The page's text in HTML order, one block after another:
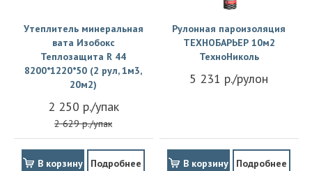
Утеплитель минеральная
вата Изобокс
Теплозащита R 44
8200*1220*50 (2 рул, 1м3,
20м2)
2 250 р./упак
2 629 р./упак
В корзину Подробнее
Рулонная пароизоляция
ТЕХНОБАРЬЕР 10м2
ТехноНиколь
5 231 р./рулон
В корзину Подробнее